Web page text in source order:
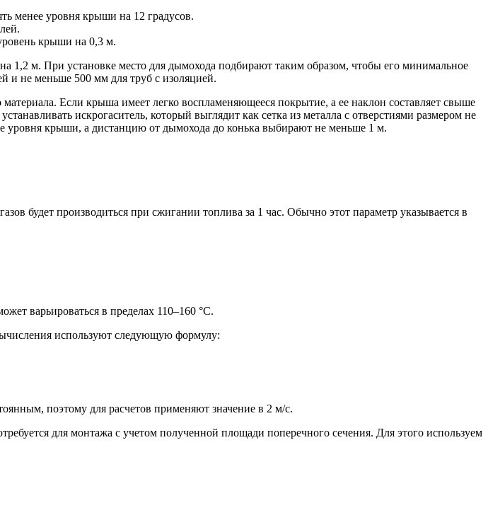
менее уровня крыши на 12 градусов.
крыши на 0,3 м.
м. При установке место для дымохода подбирают таким образом, чтобы его минимальное
и не меньше 500 мм для труб с изоляцией.
Если крыша имеет легко воспламеняющееся покрытие, а ее наклон составляет свыше
искрогаситель, который выглядит как сетка из металла с отверстиями размером не
крыши, а дистанцию от дымохода до конька выбирают не меньше 1 м.
будет производиться при сжигании топлива за 1 час. Обычно этот параметр указывается в
варьироваться в пределах 110–160 °C.
используют следующую формулу:
поэтому для расчетов применяют значение в 2 м/с.
для монтажа с учетом полученной площади поперечного сечения. Для этого используем